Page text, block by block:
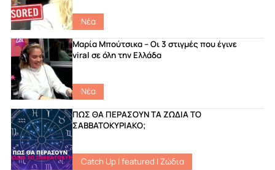
Νέα
Μαρία Μπούτσικα – Οι 3 στιγμές που έγινε
viral σε όλη την Ελλάδα
Νέα
ΠΩΣ ΘΑ ΠΕΡΑΣΟΥΝ ΤΑ ΖΩΔΙΑ ΤΟ
ΣΑΒΒΑΤΟΚΥΡΙΑΚΟ;
Catch Up|featured | Ζώδια